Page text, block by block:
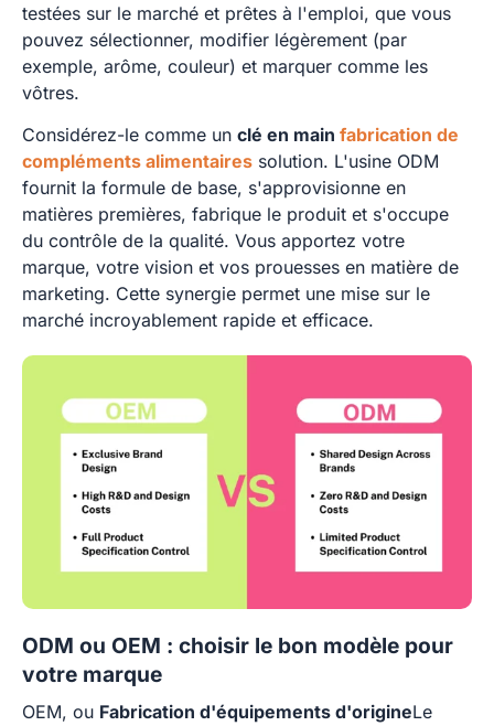
testées sur le marché et prêtes à l'emploi, que vous
pouvez sélectionner, modifier légèrement (par
exemple, arôme, couleur) et marquer comme les
vôtres.
Considérez-le comme un clé en main fabrication de
compléments alimentaires solution. L'usine ODM
fournit la formule de base, s'approvisionne en
matières premières, fabrique le produit et s'occupe
du contrôle de la qualité. Vous apportez votre
marque, votre vision et vos prouesses en matière de
marketing. Cette synergie permet une mise sur le
marché incroyablement rapide et efficace.
ODM ou OEM : choisir le bon modèle pour
votre marque
OEM, ou Fabrication d'équipements d'origineLe